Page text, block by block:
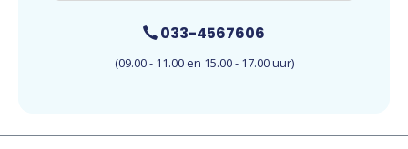
033-4567606
(09.00 - 11.00 en 15.00 - 17.00 uur)